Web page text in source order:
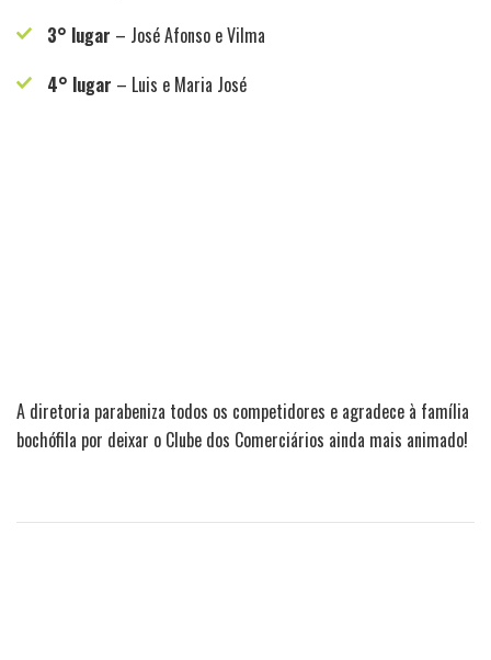
3° lugar – José Afonso e Vilma
4° lugar – Luis e Maria José
A diretoria parabeniza todos os competidores e agradece à família
bochófila por deixar o Clube dos Comerciários ainda mais animado!